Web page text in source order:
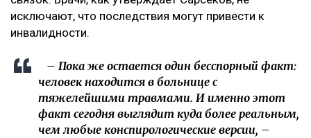
исключают, что последствия могут привести к
инвалидности.
– Пока же остается один бесспорный факт:
человек находится в больнице с
тяжелейшими травмами. И именно этот
факт сегодня выглядит куда более реальным,
чем любые конспирологические версии, –